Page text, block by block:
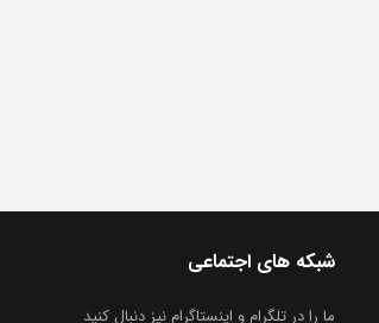
شبکه های اجتماعی
ما را در تلگرام و اینستاگرام نیز دنبال کنید